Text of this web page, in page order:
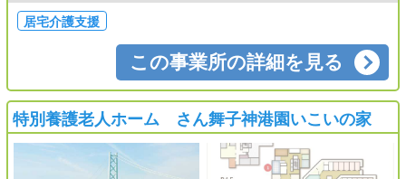
居宅介護支援
この事業所の詳細を見る
特別養護老人ホーム さん舞子神港園いこいの家